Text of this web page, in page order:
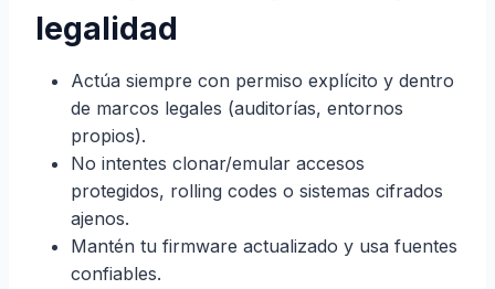
legalidad
Actúa siempre con permiso explícito y dentro
de marcos legales (auditorías, entornos
propios).
No intentes clonar/emular accesos
protegidos, rolling codes o sistemas cifrados
ajenos.
Mantén tu firmware actualizado y usa fuentes
confiables.